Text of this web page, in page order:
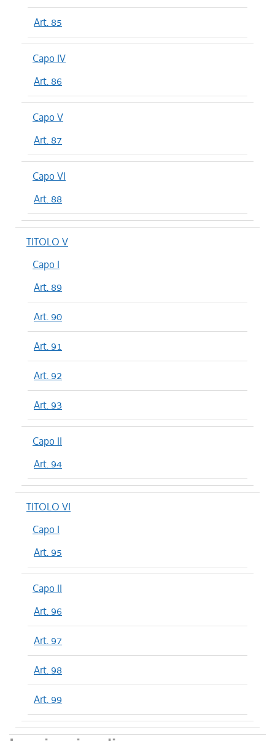
Art. 85
Capo IV
Art. 86
Capo V
Art. 87
Capo VI
Art. 88
TITOLO V
Capo I
Art. 89
Art. 90
Art. 91
Art. 92
Art. 93
Capo II
Art. 94
TITOLO VI
Capo I
Art. 95
Capo II
Art. 96
Art. 97
Art. 98
Art. 99